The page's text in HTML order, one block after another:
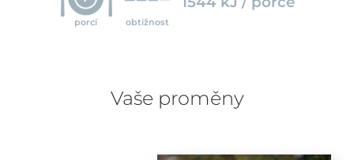
porcí obtížnost
Vaše proměny